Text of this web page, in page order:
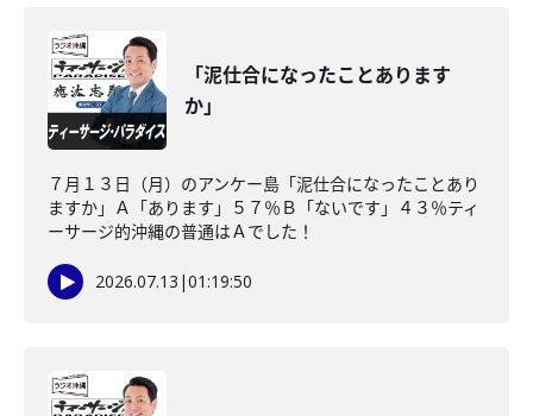
「泥仕合になったことあります
か」
７月１３日（月）のアンケー島「泥仕合になったことあり
ますか」Ａ「あります」５７％Ｂ「ないです」４３％ティ
ーサージ的沖縄の普通はＡでした！
2026.07.13 |01:19:50